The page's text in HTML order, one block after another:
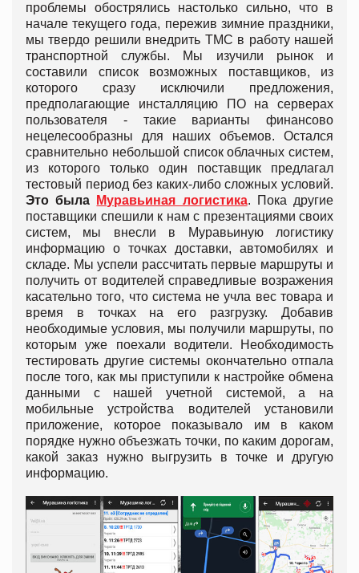
проблемы обострялись настолько сильно, что в
начале текущего года, пережив зимние праздники,
мы твердо решили внедрить ТМС в работу нашей
транспортной службы. Мы изучили рынок и
составили список возможных поставщиков, из
которого сразу исключили предложения,
предполагающие инсталляцию ПО на серверах
пользователя - такие варианты финансово
нецелесообразны для наших объемов. Остался
сравнительно небольшой список облачных систем,
из которого только один поставщик предлагал
тестовый период без каких-либо сложных условий.
Это была
Муравьиная логистика. Пока другие
поставщики спешили к нам с презентациями своих
систем, мы внесли в Муравьиную логистику
информацию о точках доставки, автомобилях и
складе. Мы успели рассчитать первые маршруты и
получить от водителей справедливые возражения
касательно того, что система не учла вес товара и
время в точках на его разгрузку. Добавив
необходимые условия, мы получили маршруты, по
которым уже поехали водители. Необходимость
тестировать другие системы окончательно отпала
после того, как мы приступили к настройке обмена
данными с нашей учетной системой, а на
мобильные устройства водителей установили
приложение, которое показывало им в каком
порядке нужно объезжать точки, по каким дорогам,
какой заказ нужно выгрузить в точке и другую
информацию.